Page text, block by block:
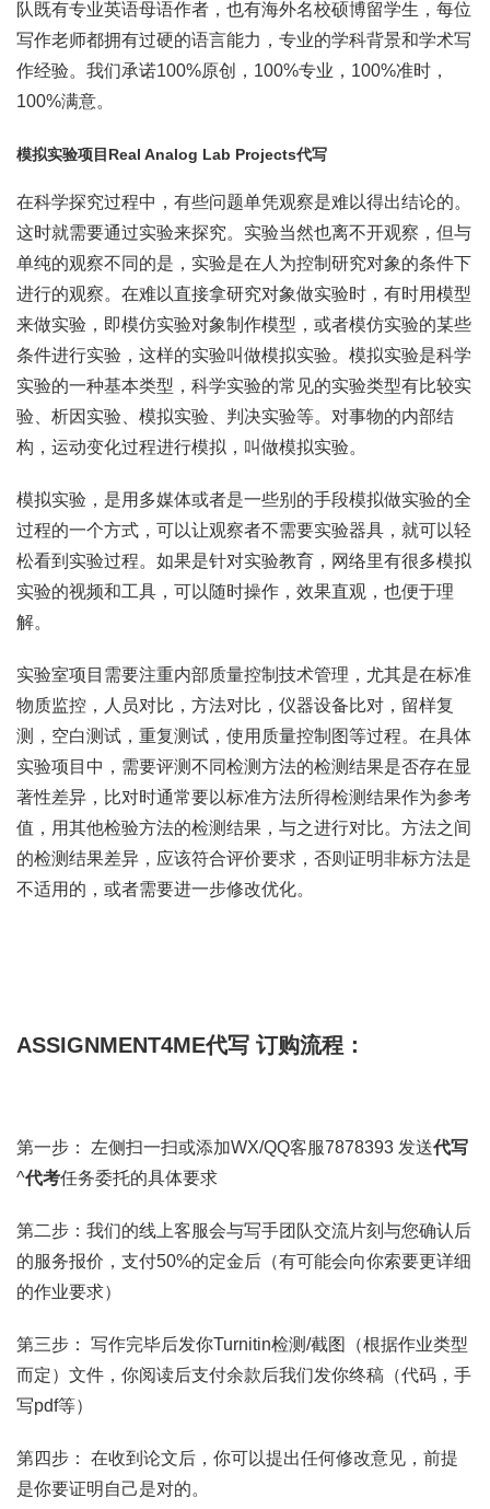
队既有专业英语母语作者，也有海外名校硕博留学生，每位
写作老师都拥有过硬的语言能力，专业的学科背景和学术写
作经验。我们承诺100%原创，100%专业，100%准时，
100%满意。
模拟实验项目Real Analog Lab Projects代写
在科学探究过程中，有些问题单凭观察是难以得出结论的。
这时就需要通过实验来探究。实验当然也离不开观察，但与
单纯的观察不同的是，实验是在人为控制研究对象的条件下
进行的观察。在难以直接拿研究对象做实验时，有时用模型
来做实验，即模仿实验对象制作模型，或者模仿实验的某些
条件进行实验，这样的实验叫做模拟实验。模拟实验是科学
实验的一种基本类型，科学实验的常见的实验类型有比较实
验、析因实验、模拟实验、判决实验等。对事物的内部结
构，运动变化过程进行模拟，叫做模拟实验。
模拟实验，是用多媒体或者是一些别的手段模拟做实验的全
过程的一个方式，可以让观察者不需要实验器具，就可以轻
松看到实验过程。如果是针对实验教育，网络里有很多模拟
实验的视频和工具，可以随时操作，效果直观，也便于理
解。
实验室项目需要注重内部质量控制技术管理，尤其是在标准
物质监控，人员对比，方法对比，仪器设备比对，留样复
测，空白测试，重复测试，使用质量控制图等过程。在具体
实验项目中，需要评测不同检测方法的检测结果是否存在显
著性差异，比对时通常要以标准方法所得检测结果作为参考
值，用其他检验方法的检测结果，与之进行对比。方法之间
的检测结果差异，应该符合评价要求，否则证明非标方法是
不适用的，或者需要进一步修改优化。
ASSIGNMENT4ME代写 订购流程：
第一步： 左侧扫一扫或添加WX/QQ客服7878393 发送代写
^代考任务委托的具体要求
第二步：我们的线上客服会与写手团队交流片刻与您确认后
的服务报价，支付50%的定金后（有可能会向你索要更详细
的作业要求）
第三步： 写作完毕后发你Turnitin检测/截图（根据作业类型
而定）文件，你阅读后支付余款后我们发你终稿（代码，手
写pdf等）
第四步： 在收到论文后，你可以提出任何修改意见，前提
是你要证明自己是对的。